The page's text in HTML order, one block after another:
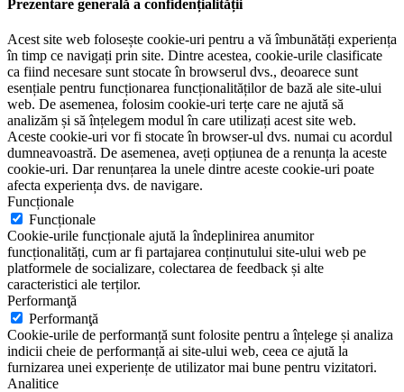
Prezentare generală a confidențialității
Acest site web folosește cookie-uri pentru a vă îmbunătăți experiența
în timp ce navigați prin site. Dintre acestea, cookie-urile clasificate
ca fiind necesare sunt stocate în browserul dvs., deoarece sunt
esențiale pentru funcționarea funcționalităților de bază ale site-ului
web. De asemenea, folosim cookie-uri terțe care ne ajută să
analizăm și să înțelegem modul în care utilizați acest site web.
Aceste cookie-uri vor fi stocate în browser-ul dvs. numai cu acordul
dumneavoastră. De asemenea, aveți opțiunea de a renunța la aceste
cookie-uri. Dar renunțarea la unele dintre aceste cookie-uri poate
afecta experiența dvs. de navigare.
Funcționale
Funcționale
Cookie-urile funcționale ajută la îndeplinirea anumitor
funcționalități, cum ar fi partajarea conținutului site-ului web pe
platformele de socializare, colectarea de feedback și alte
caracteristici ale terților.
Performanţă
Performanţă
Cookie-urile de performanță sunt folosite pentru a înțelege și analiza
indicii cheie de performanță ai site-ului web, ceea ce ajută la
furnizarea unei experiențe de utilizator mai bune pentru vizitatori.
Analitice